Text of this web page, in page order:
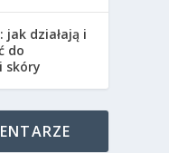
jak działają i
do
skóry